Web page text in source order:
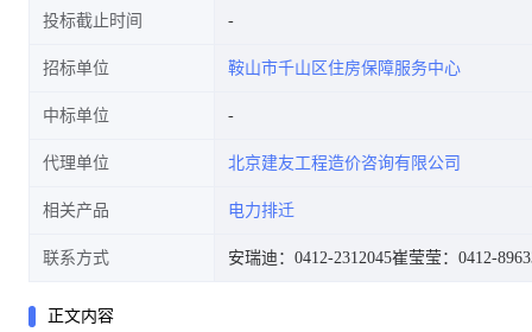
投标截止时间
招标单位 鞍山市千山区住房保障服务中心
中标单位
代理单位 北京建友工程造价咨询有限公司
相关产品 电力排迁
联系方式 安瑞迪：0412-2312045崔莹莹：0412-
正文内容